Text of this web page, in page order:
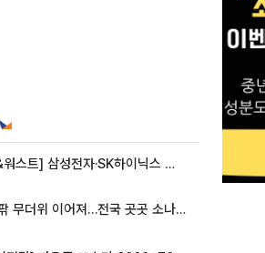
[베스트&워스트] 삼성전자·SK하이닉스 밀린 한 주…상상인증권은 85% 급등
35도 안팎 무더위 이어져…전국 곳곳 소나기 [오늘 날씨]